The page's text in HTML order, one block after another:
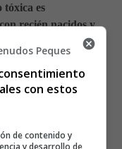
es
recién nacidos y
los pequeños.
Peques
con estos
de contenido y
y desarrollo de